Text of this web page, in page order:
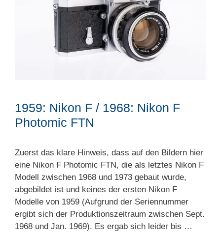
1959: Nikon F / 1968: Nikon F
Photomic FTN
Zuerst das klare Hinweis, dass auf den Bildern hier
eine Nikon F Photomic FTN, die als letztes Nikon F
Modell zwischen 1968 und 1973 gebaut wurde,
abgebildet ist und keines der ersten Nikon F
Modelle von 1959 (Aufgrund der Seriennummer
ergibt sich der Produktionszeitraum zwischen Sept.
1968 und Jan. 1969). Es ergab sich leider bis …